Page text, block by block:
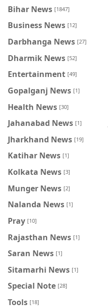
Bihar News [1847]
Business News [12]
Darbhanga News [27]
Dharmik News [52]
Entertainment [49]
Gopalganj News [1]
Health News [30]
Jahanabad News [1]
Jharkhand News [19]
Katihar News [1]
Kolkata News [3]
Munger News [2]
Nalanda News [1]
Pray [10]
Rajasthan News [1]
Saran News [1]
Sitamarhi News [1]
Special Note [28]
Tools [18]